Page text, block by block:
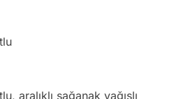
aralıklı sağanak yağışlı